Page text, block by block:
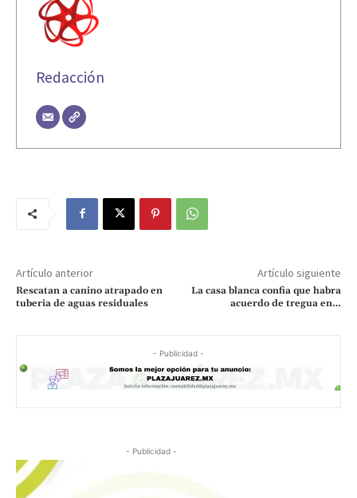
Redacción
Artículo anterior
Rescatan a canino atrapado en
tuberia de aguas residuales
Artículo siguiente
La casa blanca confia que habra
acuerdo de tregua en…
- Publicidad -
- Publicidad -